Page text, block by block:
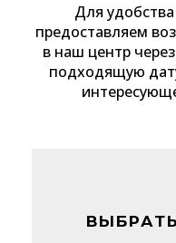
Для
предоставляем
в наш центр
подходящую